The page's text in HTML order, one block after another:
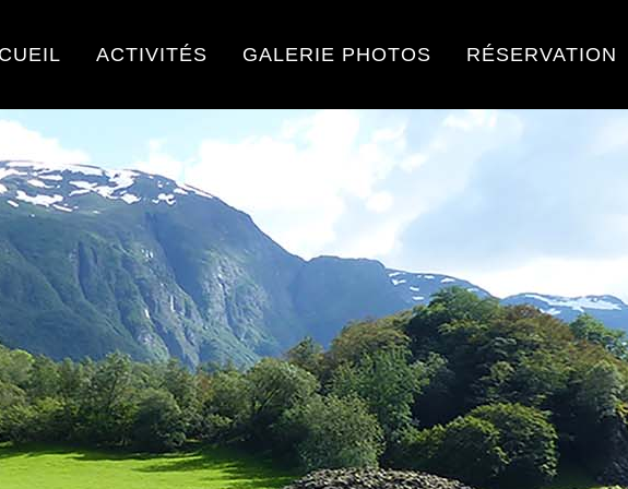
ACTIVITÉS GALERIE PHOTOS RÉSERVATION